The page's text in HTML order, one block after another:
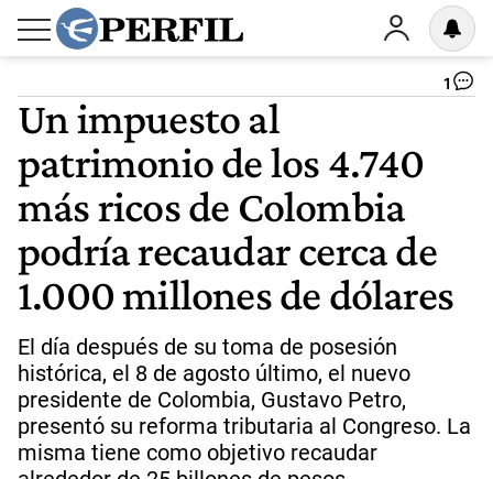
1
Un impuesto al
patrimonio de los 4.740
más ricos de Colombia
podría recaudar cerca de
1.000 millones de dólares
El día después de su toma de posesión
histórica, el 8 de agosto último, el nuevo
presidente de Colombia, Gustavo Petro,
presentó su reforma tributaria al Congreso. La
misma tiene como objetivo recaudar